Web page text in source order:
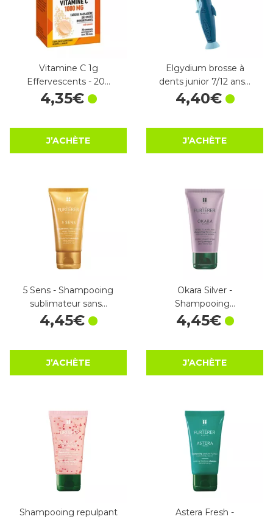
Vitamine C 1g
Effervescents - 20…
4,35€
J’ACHÈTE
Elgydium brosse à
dents junior 7/12 ans…
4,40€
J’ACHÈTE
5 Sens - Shampooing
sublimateur sans…
4,45€
J’ACHÈTE
Okara Silver -
Shampooing…
4,45€
J’ACHÈTE
Shampooing repulpant
Astera Fresh -